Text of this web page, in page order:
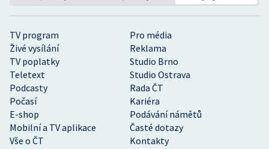
TV program
Pro média
Živé vysílání
Reklama
TV poplatky
Studio Brno
Teletext
Studio Ostrava
Podcasty
Rada ČT
Počasí
Kariéra
E-shop
Podávání námětů
Mobilní a TV aplikace
Časté dotazy
Vše o ČT
Kontakty